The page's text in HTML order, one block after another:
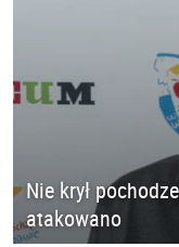
Nie krył
atakowano